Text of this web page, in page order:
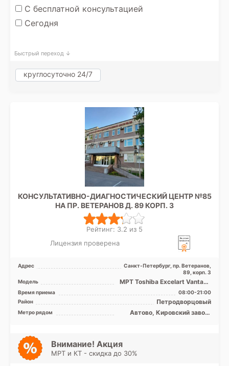
С бесплатной консультацией
Сегодня
Быстрый переход ↓
круглосуточно 24/7
КОНСУЛЬТАТИВНО-ДИАГНОСТИЧЕСКИЙ ЦЕНТР №85
НА ПР. ВЕТЕРАНОВ Д. 89 КОРП. 3
Рейтинг: 3.2 из 5
Лицензия проверена
Адрес
Санкт-Петербург, пр. Ветеранов,
89, корп. 3
Модель
МРТ Toshiba Excelart Vantage
1.5T закрытый тип
Время приема
08:00-21:00
Район
Петродворцовый
Метро рядом
Автово, Кировский завод,
Внимание! Акция
МРТ и КТ - скидка до 30%